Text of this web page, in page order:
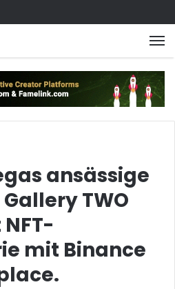
ansässige
TWO
mit Binance